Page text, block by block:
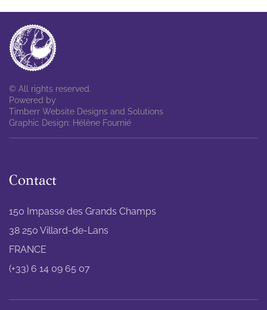
© All rights reserved.
Powered by
Timberr Website Designs and Solutions
Graphic Design: Hélène Fournié
Contact
150 Impasse des Grands Champs
38 250 Villard-de-Lans
FRANCE
(+33) 6 14 09 65 07